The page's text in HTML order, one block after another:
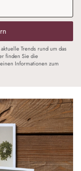
Trends rund um das
finden Sie die
Informationen zum